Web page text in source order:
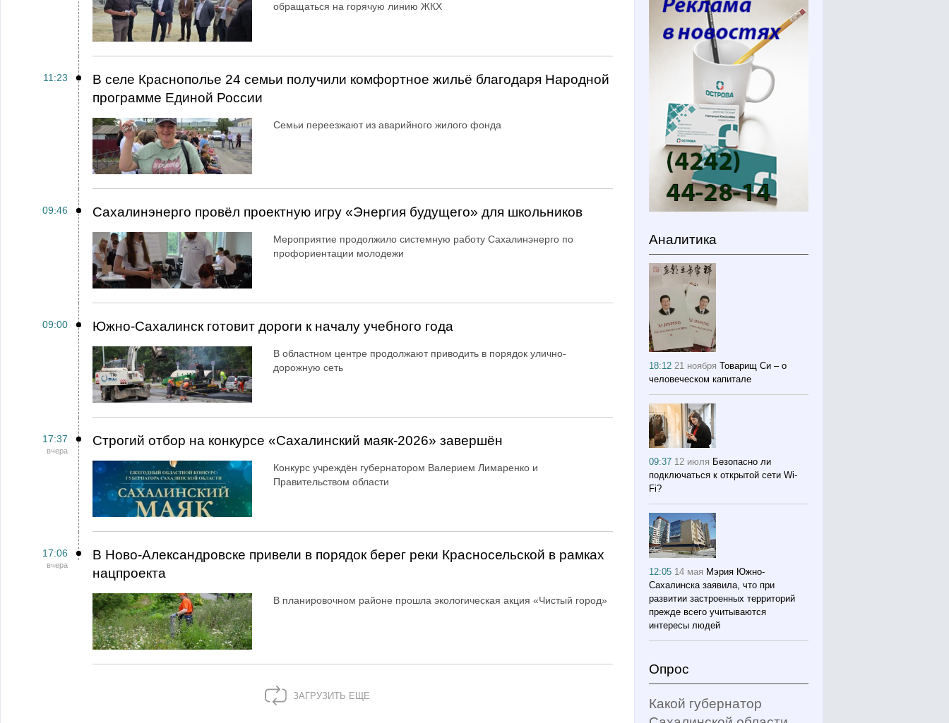
обращаться на горячую линию ЖКХ
11:23
В селе Краснополье 24 семьи получили комфортное жильё благодаря Народной
программе Единой России
Семьи переезжают из аварийного жилого фонда
09:46 Сахалинэнерго провёл проектную игру «Энергия будущего» для школьников
Мероприятие продолжило системную работу Сахалинэнерго по
профориентации молодежи
09:00 Южно-Сахалинск готовит дороги к началу учебного года
В областном центре продолжают приводить в порядок улично-
дорожную сеть
17:37
вчера
Строгий отбор на конкурсе «Сахалинский маяк‑2026» завершён
Конкурс учреждён губернатором Валерием Лимаренко и
Правительством области
17:06
вчера
В Ново-Александровске привели в порядок берег реки Красносельской в рамках
нацпроекта
В планировочном районе прошла экологическая акция «Чистый город»
ЗАГРУЗИТЬ ЕЩЕ
Аналитика
18:1221 ноября Товарищ Си – о
человеческом капитале
09:37 12 июля Безопасно ли
подключаться к открытой сети Wi-
Fi?
12:05 14 мая Мэрия Южно-
Сахалинска заявила, что при
развитии застроенных территорий
прежде всего учитываются
интересы людей
Опрос
Какой губернатор